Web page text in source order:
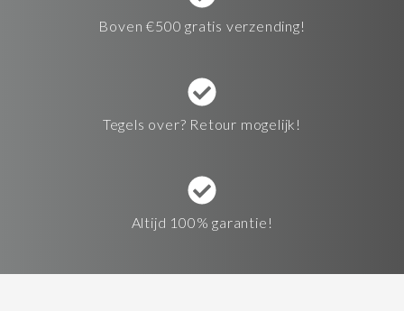
Boven €500 gratis verzending!
Tegels over? Retour mogelijk!
Altijd 100% garantie!